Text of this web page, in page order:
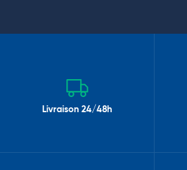
Livraison 24/48h